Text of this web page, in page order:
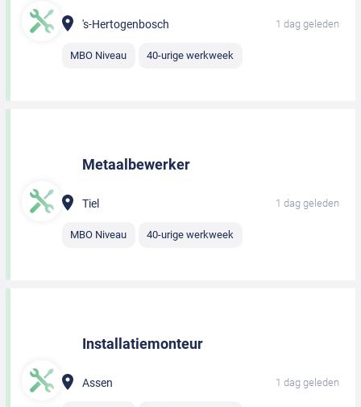
's-Hertogenbosch 1 dag geleden
MBO Niveau 40-urige werkweek
Metaalbewerker
Tiel 1 dag geleden
MBO Niveau 40-urige werkweek
Installatiemonteur
Assen 1 dag geleden